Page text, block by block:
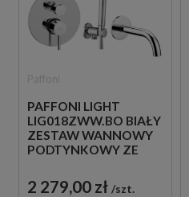
PAFFONI LIGHT
LIG018ZWW.BO BIAŁY
ZESTAW WANNOWY
PODTYNKOWY ZE
PRYSZNICOWĄ
2 279,00 zł szt.